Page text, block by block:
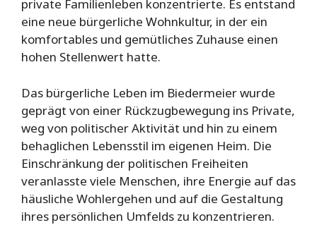
private Familienleben konzentrierte. Es entstand
eine neue bürgerliche Wohnkultur, in der ein
komfortables und gemütliches Zuhause einen
hohen Stellenwert hatte.
Das bürgerliche Leben im Biedermeier wurde
geprägt von einer Rückzugbewegung ins Private,
weg von politischer Aktivität und hin zu einem
behaglichen Lebensstil im eigenen Heim. Die
Einschränkung der politischen Freiheiten
veranlasste viele Menschen, ihre Energie auf das
häusliche Wohlergehen und auf die Gestaltung
ihres persönlichen Umfelds zu konzentrieren.